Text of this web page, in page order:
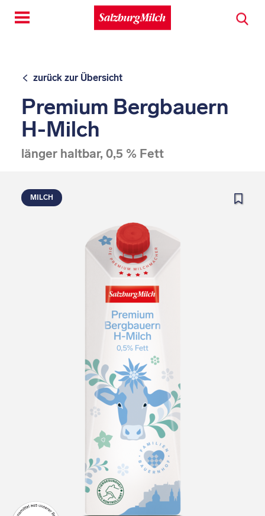
Toggle
navigation
zurück zur Übersicht
Premium Bergbauern
H-Milch
länger haltbar, 0,5 % Fett
MILCH